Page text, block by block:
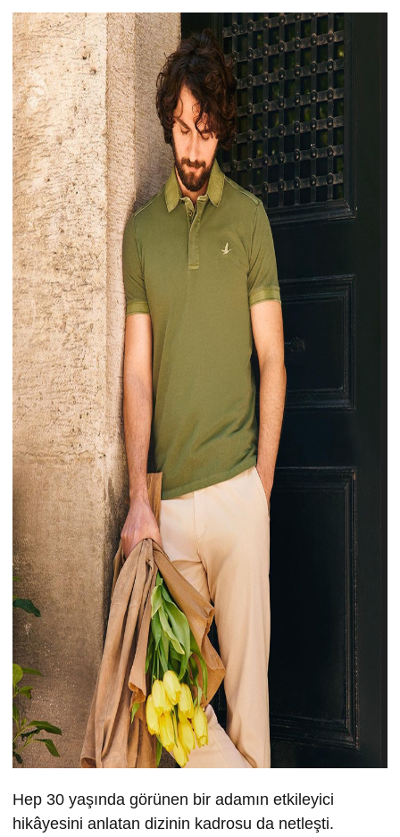
Hep 30 yaşında görünen bir adamın etkileyici
hikâyesini anlatan dizinin kadrosu da netleşti.